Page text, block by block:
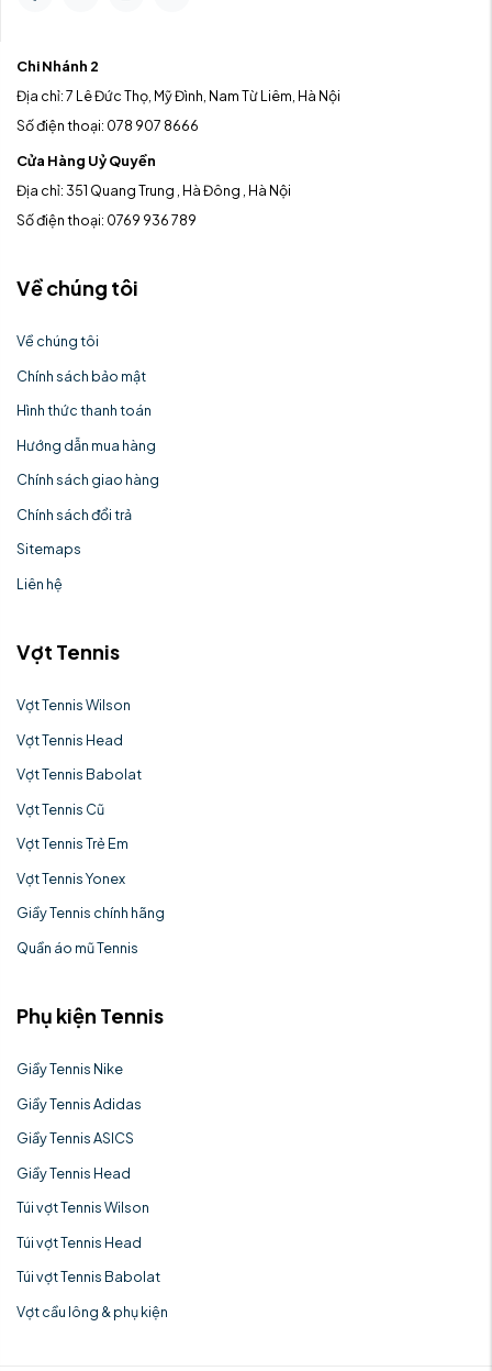
Chi Nhánh 2
Địa chỉ: 7 Lê Đức Thọ, Mỹ Đình, Nam Từ Liêm, Hà Nội
Số điện thoại: 078 907 8666
Cửa Hàng Uỷ Quyền
Địa chỉ: 351 Quang Trung , Hà Đông , Hà Nội
Số điện thoại: 0769 936 789
Về chúng tôi
Về chúng tôi
Chính sách bảo mật
Hình thức thanh toán
Hướng dẫn mua hàng
Chính sách giao hàng
Chính sách đổi trả
Sitemaps
Liên hệ
Vợt Tennis
Vợt Tennis Wilson
Vợt Tennis Head
Vợt Tennis Babolat
Vợt Tennis Cũ
Vợt Tennis Trẻ Em
Vợt Tennis Yonex
Giầy Tennis chính hãng
Quần áo mũ Tennis
Phụ kiện Tennis
Giầy Tennis Nike
Giầy Tennis Adidas
Giầy Tennis ASICS
Giầy Tennis Head
Túi vợt Tennis Wilson
Túi vợt Tennis Head
Túi vợt Tennis Babolat
Vợt cầu lông & phụ kiện